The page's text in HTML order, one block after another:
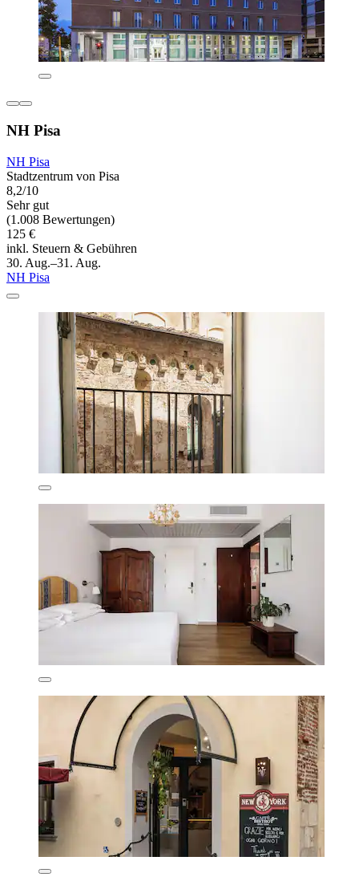
NH Pisa
NH Pisa
Stadtzentrum von Pisa
8,2/10
Sehr gut
(1.008 Bewertungen)
125 €
inkl. Steuern & Gebühren
30. Aug.–31. Aug.
NH Pisa